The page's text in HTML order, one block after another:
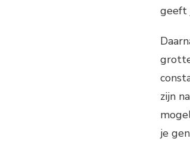
geeft
zijn
je